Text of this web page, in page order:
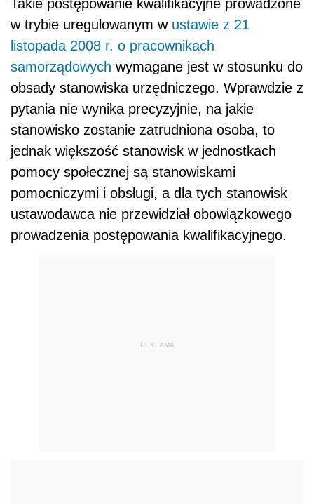
Takie postępowanie kwalifikacyjne prowadzone
w trybie uregulowanym w ustawie z 21
listopada 2008 r. o pracownikach
samorządowych wymagane jest w stosunku do
obsady stanowiska urzędniczego. Wprawdzie z
pytania nie wynika precyzyjnie, na jakie
stanowisko zostanie zatrudniona osoba, to
jednak większość stanowisk w jednostkach
pomocy społecznej są stanowiskami
pomocniczymi i obsługi, a dla tych stanowisk
ustawodawca nie przewidział obowiązkowego
prowadzenia postępowania kwalifikacyjnego.
REKLAMA